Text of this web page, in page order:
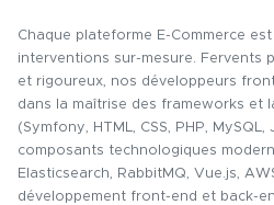
Chaque plateforme E-Commerce
interventions sur-mesure. Fervents
et rigoureux, nos développeurs
dans la maîtrise des frameworks et
(Symfony, HTML, CSS, PHP,
composants technologiques
Elasticsearch, RabbitMQ, Vue.js,
développement front-end et back-